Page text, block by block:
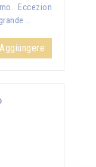
Eccezion
…
Aggiungere